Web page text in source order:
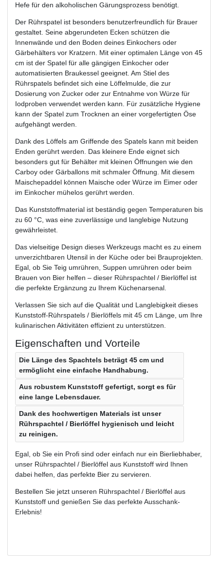
Hefe für den alkoholischen Gärungsprozess benötigt.
Der Rührspatel ist besonders benutzerfreundlich für Brauer
gestaltet. Seine abgerundeten Ecken schützen die
Innenwände und den Boden deines Einkochers oder
Gärbehälters vor Kratzern. Mit einer optimalen Länge von 45
cm ist der Spatel für alle gängigen Einkocher oder
automatisierten Braukessel geeignet. Am Stiel des
Rührspatels befindet sich eine Löffelmulde, die zur
Dosierung von Zucker oder zur Entnahme von Würze für
Iodproben verwendet werden kann. Für zusätzliche Hygiene
kann der Spatel zum Trocknen an einer vorgefertigten Öse
aufgehängt werden.
Dank des Löffels am Griffende des Spatels kann mit beiden
Enden gerührt werden. Das kleinere Ende eignet sich
besonders gut für Behälter mit kleinen Öffnungen wie den
Carboy oder Gärballons mit schmaler Öffnung. Mit diesem
Maischepaddel können Maische oder Würze im Eimer oder
im Einkocher mühelos gerührt werden.
Das Kunststoffmaterial ist beständig gegen Temperaturen bis
zu 60 °C, was eine zuverlässige und langlebige Nutzung
gewährleistet.
Das vielseitige Design dieses Werkzeugs macht es zu einem
unverzichtbaren Utensil in der Küche oder bei Brauprojekten.
Egal, ob Sie Teig umrühren, Suppen umrühren oder beim
Brauen von Bier helfen – dieser Rührspachtel / Bierlöffel ist
die perfekte Ergänzung zu Ihrem Küchenarsenal.
Verlassen Sie sich auf die Qualität und Langlebigkeit dieses
Kunststoff-Rührspatels / Bierlöffels mit 45 cm Länge, um Ihre
kulinarischen Aktivitäten effizient zu unterstützen.
Eigenschaften und Vorteile
Die Länge des Spachtels beträgt 45 cm und
ermöglicht eine einfache Handhabung.
Aus robustem Kunststoff gefertigt, sorgt es für
eine lange Lebensdauer.
Dank des hochwertigen Materials ist unser
Rührspachtel / Bierlöffel hygienisch und leicht
zu reinigen.
Egal, ob Sie ein Profi sind oder einfach nur ein Bierliebhaber,
unser Rührspachtel / Bierlöffel aus Kunststoff wird Ihnen
dabei helfen, das perfekte Bier zu servieren.
Bestellen Sie jetzt unseren Rührspachtel / Bierlöffel aus
Kunststoff und genießen Sie das perfekte Ausschank-
Erlebnis!